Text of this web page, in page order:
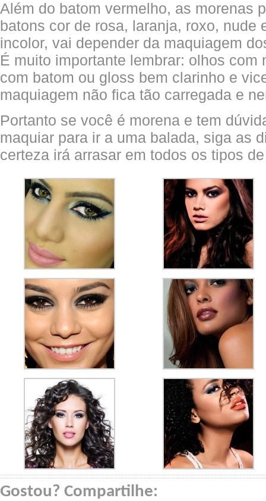
Além do batom vermelho, as morenas
batons cor de rosa, laranja, roxo, nude
incolor, vai depender da maquiagem
É muito importante lembrar: olhos com
com batom ou gloss bem clarinho e
maquiagem não fica tão carregada e
Portanto se você é morena e tem
maquiar para ir a uma balada, siga as
certeza irá arrasar em todos os tipos
Gostou? Compartilhe: